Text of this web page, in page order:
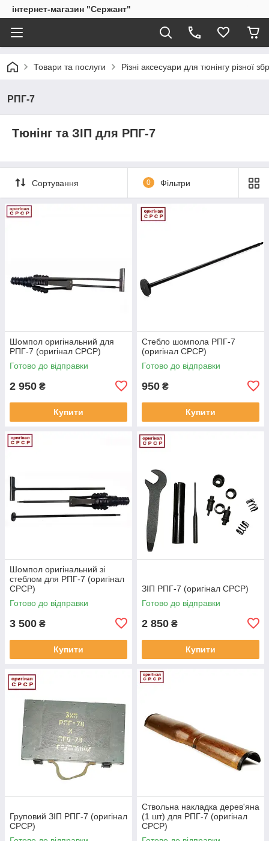
інтернет-магазин "Сержант"
Товари та послуги Різні аксесуари для тюнінгу різної
РПГ-7
Тюнінг та ЗІП для РПГ-7
Сортування 0 Фільтри
Шомпол оригінальний для
РПГ-7 (оригінал СРСР)
Готово до відправки
2 950 ₴
Купити
Стебло шомпола РПГ-7
(оригінал СРСР)
Готово до відправки
950 ₴
Купити
Шомпол оригінальний зі
стеблом для РПГ-7 (оригінал
СРСР)
Готово до відправки
3 500 ₴
Купити
ЗІП РПГ-7 (оригінал СРСР)
Готово до відправки
2 850 ₴
Купити
Груповий ЗІП РПГ-7 (оригінал
СРСР)
Ствольна накладка дерев'яна
(1 шт) для РПГ-7 (оригінал
СРСР)